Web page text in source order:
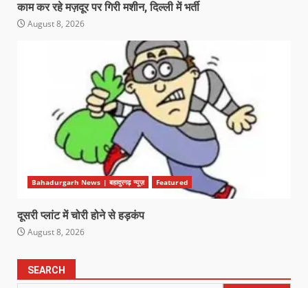
काम कर रहे मज़दूर पर गिरी मशीन, दिल्ली में भर्ती
August 8, 2026
Bahadurgarh News | बहादुरगढ़ न्यूज़ Featured
दूसरी प्लांट में चोरी होने से हड़कंप
August 8, 2026
SEARCH